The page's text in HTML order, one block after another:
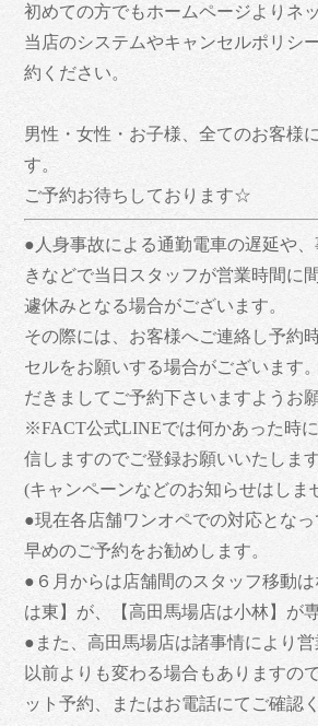
初めての方でもホームページよりネ
当店のシステムやキャンセルポリシ
約ください。
男性・女性・お子様、全てのお客様
す。
ご予約お待ちしております☆
●人身事故による通勤電車の遅延や
きなどで当日スタッフが営業時間に
遽休みとなる場合がございます。
その際には、お客様へご連絡し予約
セルをお願いする場合がございます
だきましてご予約下さいますようお
※FACT公式LINEでは何かあった時
信しますのでご登録お願いいたします
(キャンペーンなどのお知らせはしま
●現在各店舗ワンオペでの対応となっ
早めのご予約をお勧めします。
●６月からは店舗間のスタッフ移動
は東】が、【高田馬場店は小林】が
●また、高田馬場店は諸事情により
以前よりも変わる場合もありますの
ット予約、またはお電話にてご確認